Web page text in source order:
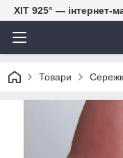
ХІТ 925° — інтернет-
Товари